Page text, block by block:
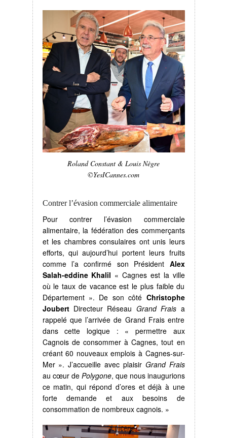
Roland Constant & Louis Nègre
©YesICannes.com
Contrer l’évasion commerciale alimentaire
Pour contrer l’évasion commerciale
alimentaire, la fédération des commerçants
et les chambres consulaires ont unis leurs
efforts, qui aujourd’hui portent leurs fruits
comme l’a confirmé son Président Alex
Salah-eddine Khalil « Cagnes est la ville
où le taux de vacance est le plus faible du
Département ». De son côté Christophe
JoubertDirecteur Réseau Grand Frais a
rappelé que l’arrivée de Grand Frais entre
dans cette logique : « permettre aux
Cagnois de consommer à Cagnes, tout en
créant 60 nouveaux emplois à Cagnes-sur-
Mer ». J’accueille avec plaisir Grand Frais
au cœur de Polygone, que nous inaugurions
ce matin, qui répond d’ores et déjà à une
forte demande et aux besoins de
consommation de nombreux cagnois. »